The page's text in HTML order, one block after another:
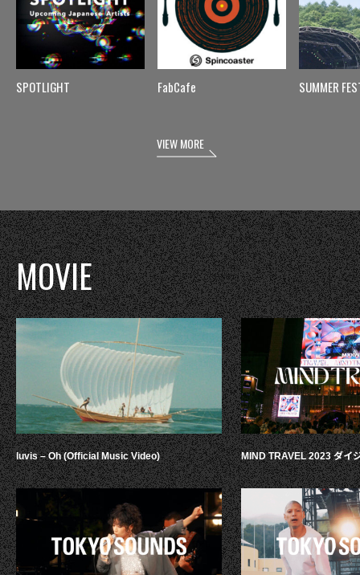
SPOTLIGHT FabCafe SUMMER
VIEW MORE
MOVIE
luvis – Oh (Official Music Video) MIND TRAVEL 2023 ダイ